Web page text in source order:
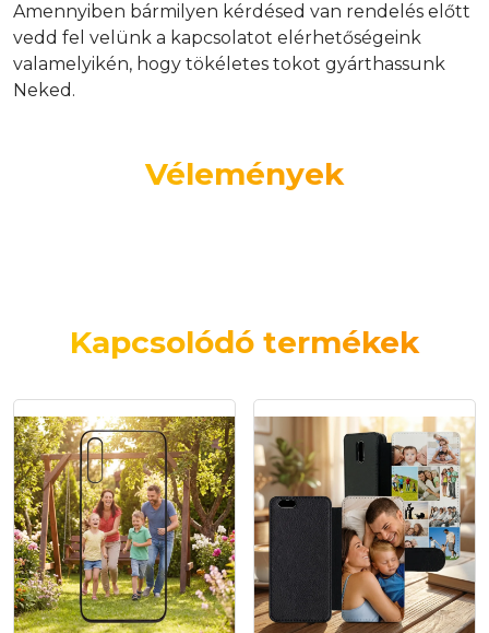
Amennyiben bármilyen kérdésed van rendelés előtt
vedd fel velünk a kapcsolatot elérhetőségeink
valamelyikén, hogy tökéletes tokot gyárthassunk
Neked.
Vélemények
Kapcsolódó termékek